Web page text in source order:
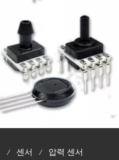
센서 압력 센서